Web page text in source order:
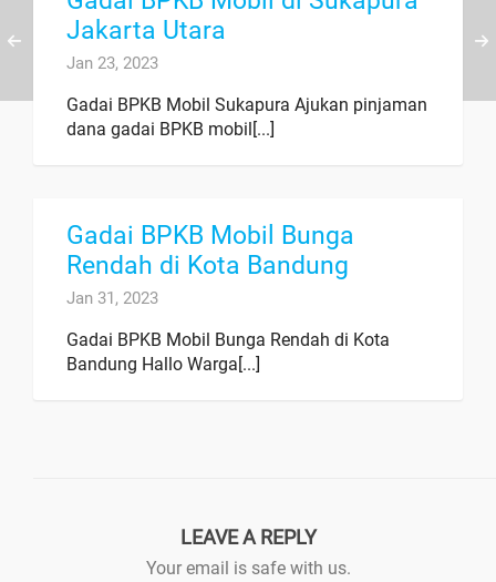
Jakarta Utara
Jan 23, 2023
Gadai BPKB Mobil Sukapura Ajukan pinjaman
dana gadai BPKB mobil[...]
Gadai BPKB Mobil Bunga
Rendah di Kota Bandung
Jan 31, 2023
Gadai BPKB Mobil Bunga Rendah di Kota
Bandung Hallo Warga[...]
LEAVE A REPLY
Your email is safe with us.